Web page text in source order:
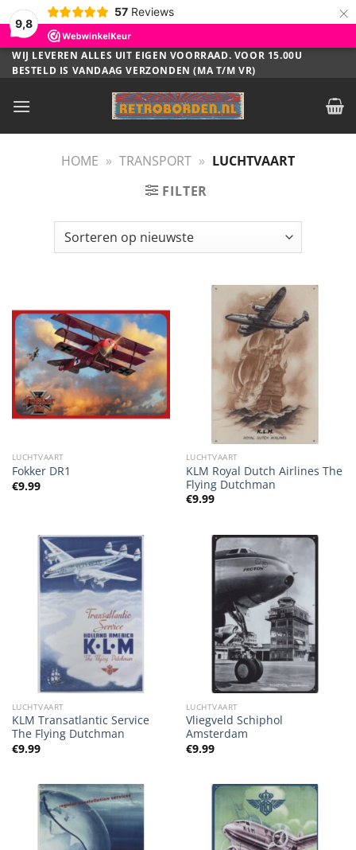
9,8
57 Reviews ×
Ga
naar
WIJ LEVEREN ALLES UIT EIGEN VOORRAAD. VOOR 15.00U
BESTELD IS VANDAAG VERZONDEN (MA T/M VR)
HOME » TRANSPORT » LUCHTVAART
FILTER
LUCHTVAART
Fokker DR1
€9.99
LUCHTVAART
KLM Royal Dutch Airlines The
Flying Dutchman
€9.99
LUCHTVAART
KLM Transatlantic Service
The Flying Dutchman
€9.99
LUCHTVAART
Vliegveld Schiphol
Amsterdam
€9.99